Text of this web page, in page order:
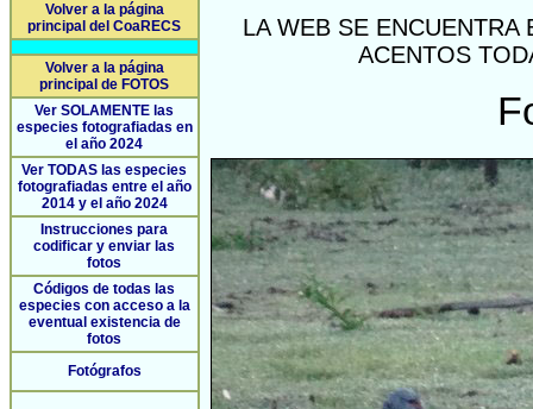
Volver a la página
principal del CoaRECS
Volver a la página
principal de FOTOS
Ver SOLAMENTE las
especies fotografiadas en
el año 2024
Ver TODAS las especies
fotografiadas entre el año
2014 y el año 2024
Instrucciones para
codificar y enviar las
fotos
Códigos de todas las
especies con acceso a la
eventual existencia de
fotos
Fotógrafos
LA WEB SE
ACENTOS